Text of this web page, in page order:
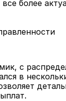
более
с
в